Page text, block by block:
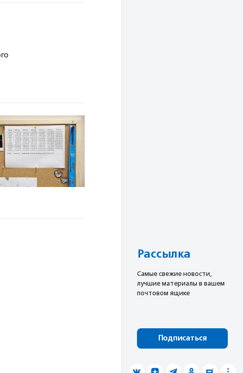
Рассылка
Cамые свежие новости,
лучшие материалы в вашем
почтовом ящике
Подписаться